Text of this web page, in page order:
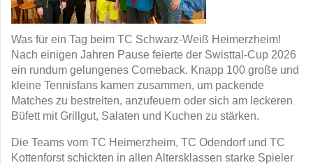
Was für ein Tag beim TC Schwarz-Weiß Heimerzheim!
Nach einigen Jahren Pause feierte der Swisttal-Cup 2026
ein rundum gelungenes Comeback. Knapp 100 große und
kleine Tennisfans kamen zusammen, um packende
Matches zu bestreiten, anzufeuern oder sich am leckeren
Büfett mit Grillgut, Salaten und Kuchen zu stärken.
Die Teams vom TC Heimerzheim, TC Odendorf und TC
Kottenforst schickten in allen Altersklassen starke Spieler